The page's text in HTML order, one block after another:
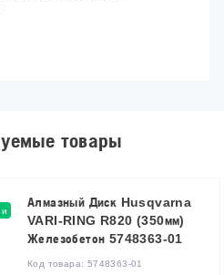
товары
Алмазный Диск Husqvarna
VARI-RING R820 (350мм)
Железобетон 5748363-01
Код товара: 5748363-01